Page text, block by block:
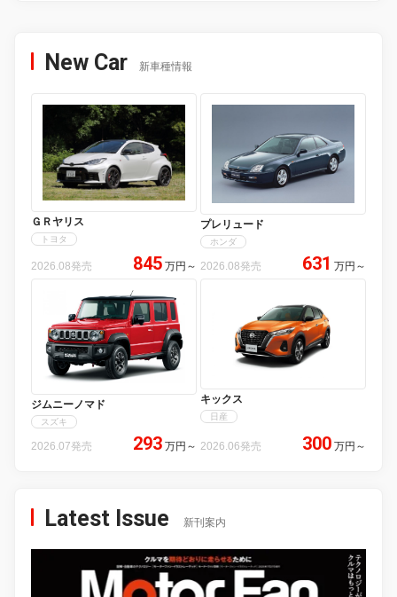
New Car 新車種情報
ＧＲヤリス
トヨタ
2026.08発売 845 万円 ～
プレリュード
ホンダ
2026.08発売 631 万円 ～
ジムニーノマド
スズキ
2026.07発売 293 万円 ～
キックス
日産
2026.06発売 300 万円 ～
Latest Issue 新刊案内